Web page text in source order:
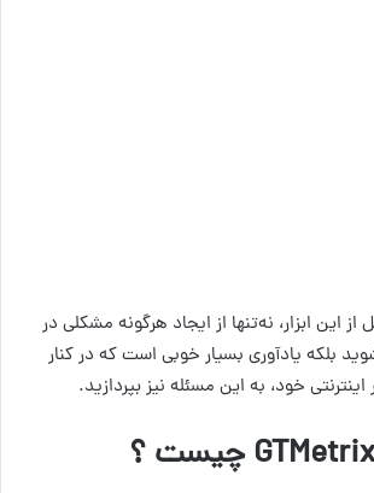
این ابزار، نه‌تنها از ایجاد هرگونه مشکلی در
بلکه یادآوری بسیار خوبی است که در کنار
خود، به این مسئله نیز بپردازید.
GTMetrix چیست ؟